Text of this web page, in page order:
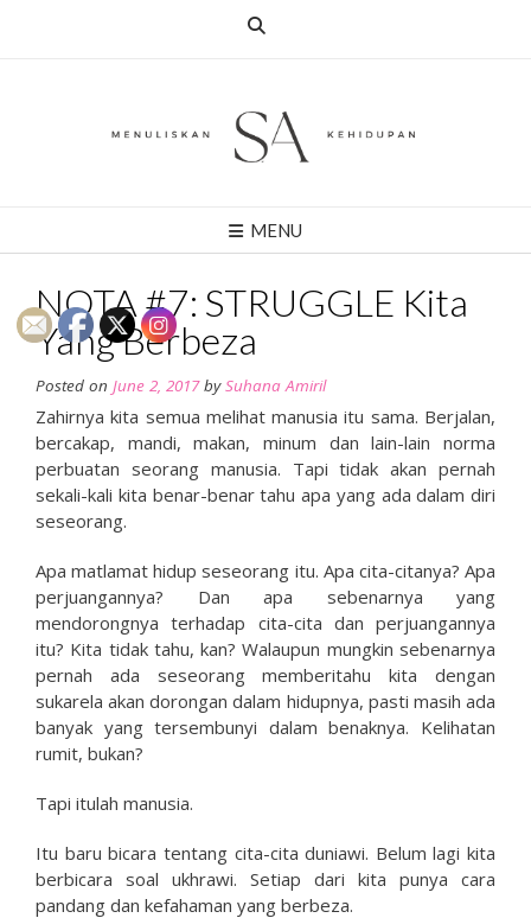
MENU
NOTA #7: STRUGGLE Kita
Yang Berbeza
Posted on June 2, 2017bySuhana Amiril
Zahirnya kita semua melihat manusia itu sama. Berjalan,
bercakap, mandi, makan, minum dan lain-lain norma
perbuatan seorang manusia. Tapi tidak akan pernah
sekali-kali kita benar-benar tahu apa yang ada dalam diri
seseorang.
Apa matlamat hidup seseorang itu. Apa cita-citanya? Apa
perjuangannya? Dan apa sebenarnya yang
mendorongnya terhadap cita-cita dan perjuangannya
itu? Kita tidak tahu, kan? Walaupun mungkin sebenarnya
pernah ada seseorang memberitahu kita dengan
sukarela akan dorongan dalam hidupnya, pasti masih ada
banyak yang tersembunyi dalam benaknya. Kelihatan
rumit, bukan?
Tapi itulah manusia.
Itu baru bicara tentang cita-cita duniawi. Belum lagi kita
berbicara soal ukhrawi. Setiap dari kita punya cara
pandang dan kefahaman yang berbeza.